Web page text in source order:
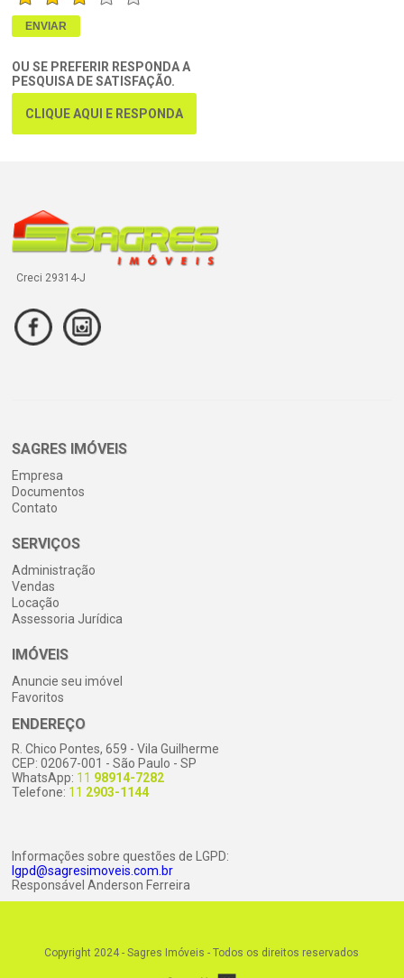
OU SE PREFERIR RESPONDA A
PESQUISA DE SATISFAÇÃO.
CLIQUE AQUI E RESPONDA
Creci 29314-J
SAGRES IMÓVEIS
Empresa
Documentos
Contato
SERVIÇOS
Administração
Vendas
Locação
Assessoria Jurídica
IMÓVEIS
Anuncie seu imóvel
Favoritos
ENDEREÇO
R. Chico Pontes, 659 - Vila Guilherme
CEP: 02067-001 - São Paulo - SP
WhatsApp: 11 98914-7282
Telefone: 11 2903-1144
Informações sobre questões de LGPD:
lgpd@sagresimoveis.com.br
Responsável Anderson Ferreira
Copyright 2024 - Sagres Imóveis -Todos os direitos reservados